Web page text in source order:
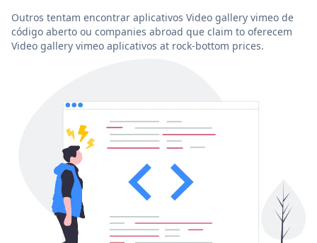
Outros tentam encontrar aplicativos Video gallery vimeo de
código aberto ou companies abroad que claim to oferecem
Video gallery vimeo aplicativos at rock-bottom prices.